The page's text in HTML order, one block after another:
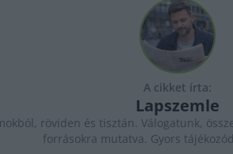
A cikket írta:
Lapszemle
röviden és tisztán. Válogatunk,
forrásokra mutatva. Gyors